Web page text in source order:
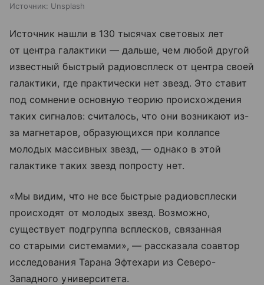
Источник: Unsplash
Источник нашли в 130 тысячах световых лет
от центра галактики — дальше, чем любой другой
известный быстрый радиовсплеск от центра своей
галактики, где практически нет звезд. Это ставит
под сомнение основную теорию происхождения
таких сигналов: считалось, что они возникают из-
за магнетаров, образующихся при коллапсе
молодых массивных звезд, — однако в этой
галактике таких звезд попросту нет.
«Мы видим, что не все быстрые радиовсплески
происходят от молодых звезд. Возможно,
существует подгруппа всплесков, связанная
со старыми системами», — рассказала соавтор
исследования Тарана Эфтехари из Северо-
Западного университета.